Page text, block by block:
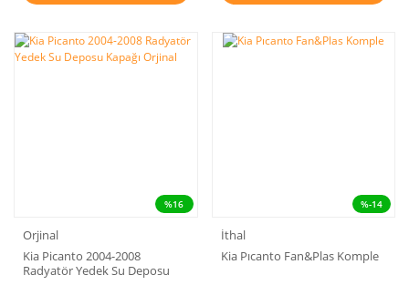
%16
Orjinal
Kia Picanto 2004-2008
Radyatör Yedek Su Deposu
%-14
İthal
Kia Pıcanto Fan&Plas Komple